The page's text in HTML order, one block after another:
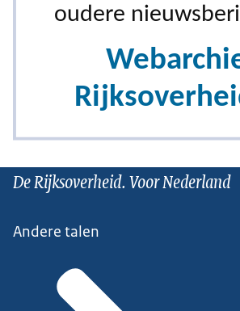
De Rijksoverheid. Voor Nederland
Andere talen